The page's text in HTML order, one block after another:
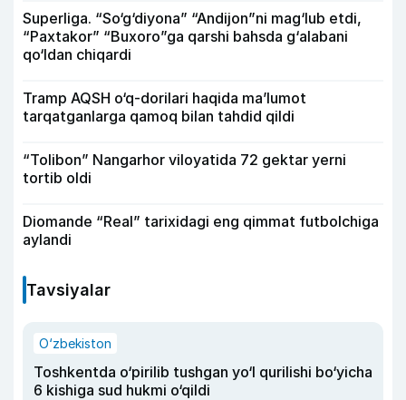
Superliga. “So‘g‘diyona” “Andijon”ni mag‘lub etdi,
“Paxtakor” “Buxoro”ga qarshi bahsda g‘alabani
qo‘ldan chiqardi
Tramp AQSH o‘q-dorilari haqida ma’lumot
tarqatganlarga qamoq bilan tahdid qildi
“Tolibon” Nangarhor viloyatida 72 gektar yerni
tortib oldi
Diomande “Real” tarixidagi eng qimmat futbolchiga
aylandi
Tavsiyalar
O‘zbekiston
Toshkentda o‘pirilib tushgan yo‘l qurilishi bo‘yicha
6 kishiga sud hukmi o‘qildi